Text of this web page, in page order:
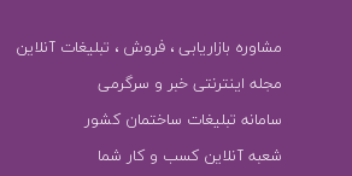
مشاوره بازاریابی ، فروش ، تبلیغات آنلاین
مجله اینترنتی خبر و سرگرمی
سامانه تبلیغات ساختمان کشور
شعبه آنلاین کسب و کار شما